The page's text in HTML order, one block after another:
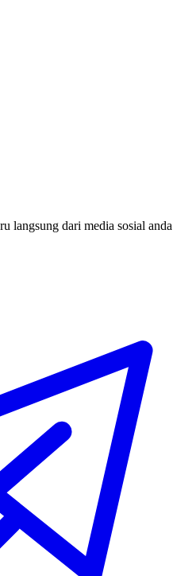
langsung dari media sosial anda